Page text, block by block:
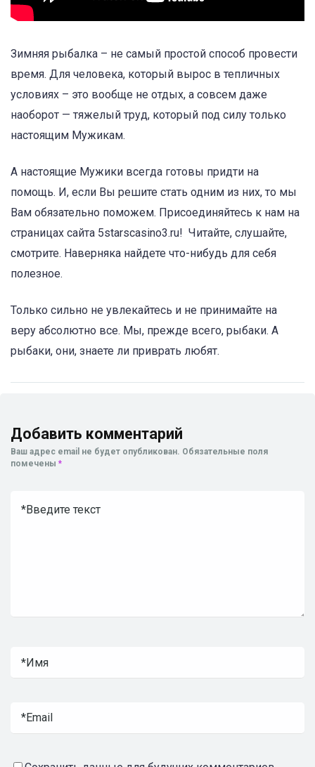
Зимняя рыбалка – не самый простой способ провести
время. Для человека, который вырос в тепличных
условиях – это вообще не отдых, а совсем даже
наоборот — тяжелый труд, который под силу только
настоящим Мужикам.
А настоящие Мужики всегда готовы придти на
помощь. И, если Вы решите стать одним из них, то мы
Вам обязательно поможем. Присоединяйтесь к нам на
страницах сайта 5starscasino3.ru! Читайте, слушайте,
смотрите. Наверняка найдете что-нибудь для себя
полезное.
Только сильно не увлекайтесь и не принимайте на
веру абсолютно все. Мы, прежде всего, рыбаки. А
рыбаки, они, знаете ли приврать любят.
Добавить комментарий
Ваш адрес email не будет опубликован. Обязательные поля
помечены *